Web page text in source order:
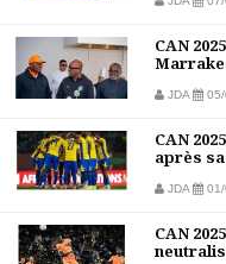
CAN
JDA
CAN
après
JDA
CAN